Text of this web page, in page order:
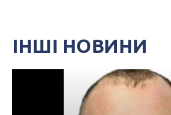
ІНШІ НОВИНИ